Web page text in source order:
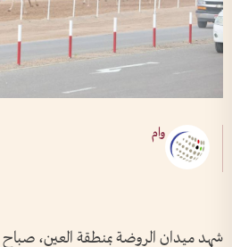
وام
شهد ميدان الروضة بمنطقة العين، صباح